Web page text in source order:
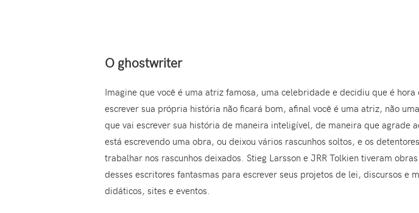
O ghostwriter
Imagine que você é uma atriz famosa, uma celebridade e decidiu que é
escrever sua própria história não ficará bom, afinal você é uma atriz, não
que vai escrever sua história de maneira inteligível, de maneira que agrade
está escrevendo uma obra, ou deixou vários rascunhos soltos, e os
trabalhar nos rascunhos deixados. Stieg Larsson e JRR Tolkien tiveram
desses escritores fantasmas para escrever seus projetos de lei, discursos
didáticos, sites e eventos.